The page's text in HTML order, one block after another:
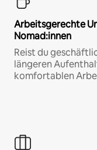
Arbeitsgerechte
Nomad:innen
Reist du
längeren
komfortablen